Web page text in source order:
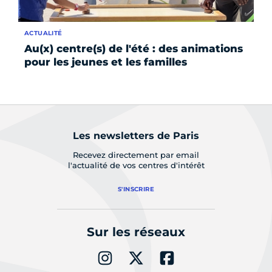
Au(x) centre(s) de l'été : des animations
pour les jeunes et les familles
ACTUALITÉ
Les newsletters de Paris
Recevez directement par email
l'actualité de vos centres d'intérêt
S'INSCRIRE
Sur les réseaux